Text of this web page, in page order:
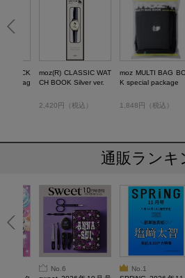
packag
moz(R) CLASSIC WAT
CH BOOK Silver ver.
2,420円（税込）
moz MULTI BAG
K special package
1,848円（税込）
通販ランキ
No.6
No.1